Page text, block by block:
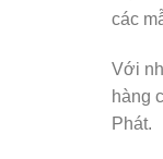
các
Với
hàng
Phát.